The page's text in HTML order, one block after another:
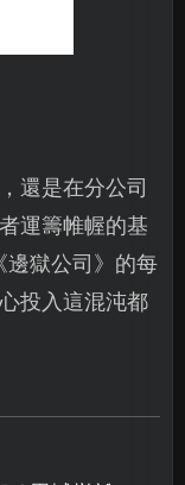
還是在分公司
運籌帷幄的基
邊獄公司》的每
投入這混沌都